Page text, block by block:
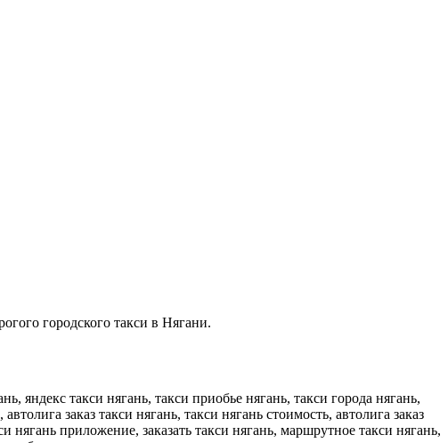
городского такси в Нягани.
яндекс такси нягань, такси приобье нягань, такси города нягань,
заказ такси нягань, такси нягань стоимость, автолига заказ
нягань приложение, заказать такси нягань, маршрутное такси нягань,